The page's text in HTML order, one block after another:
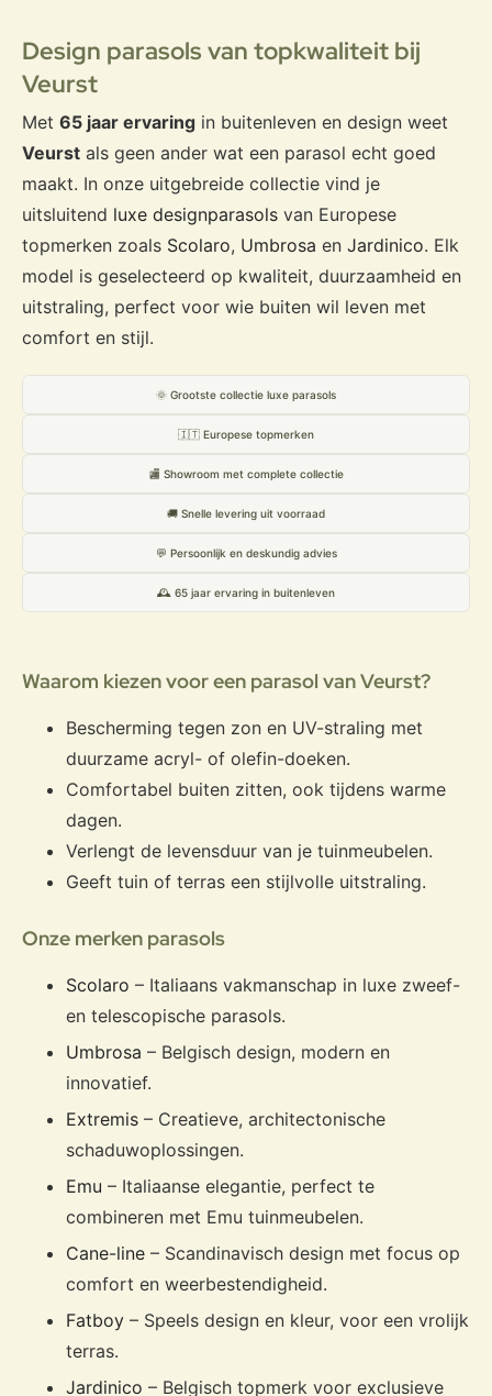
Design parasols van topkwaliteit bij
Veurst
Met 65 jaar ervaring in buitenleven en design weet
Veurst als geen ander wat een parasol echt goed
maakt. In onze uitgebreide collectie vind je
uitsluitend luxe designparasols van Europese
topmerken zoals Scolaro, Umbrosa en Jardinico. Elk
model is geselecteerd op kwaliteit, duurzaamheid en
uitstraling, perfect voor wie buiten wil leven met
comfort en stijl.
🌞 Grootste collectie luxe parasols
🇮🇹 Europese topmerken
🏬 Showroom met complete collectie
🚚 Snelle levering uit voorraad
💬 Persoonlijk en deskundig advies
🕰️ 65 jaar ervaring in buitenleven
Waarom kiezen voor een parasol van Veurst?
Bescherming tegen zon en UV-straling met
duurzame acryl- of olefin-doeken.
Comfortabel buiten zitten, ook tijdens warme
dagen.
Verlengt de levensduur van je tuinmeubelen.
Geeft tuin of terras een stijlvolle uitstraling.
Onze merken parasols
Scolaro – Italiaans vakmanschap in luxe zweef-
en telescopische parasols.
Umbrosa – Belgisch design, modern en
innovatief.
Extremis – Creatieve, architectonische
schaduwoplossingen.
Emu – Italiaanse elegantie, perfect te
combineren met Emu tuinmeubelen.
Cane-line – Scandinavisch design met focus op
comfort en weerbestendigheid.
Fatboy – Speels design en kleur, voor een vrolijk
terras.
Jardinico – Belgisch topmerk voor exclusieve